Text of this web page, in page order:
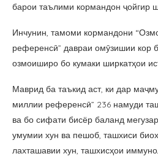
барои таълими кормандон ҷойгир
Инчунин, тамоми кормандони
референсӣ” давраи омӯзишии кор
озмоиширо бо кумаки ширкатҳои
Маврид ба таъкид аст, ки дар
миллии референсӣ” 236 намуди
ва бо сифати бисёр баланд
умумии хун ва пешоб, ташхиси
лахташавии хун, ташхисҳои